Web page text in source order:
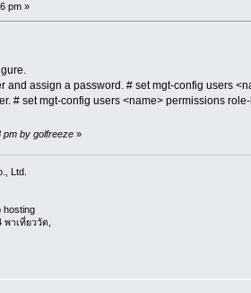
pm »
assign a password. # set mgt-config users
# set mgt-config users <name> permissions
by golfreeze»
Ltd.
hosting
าเที่ยววัด,